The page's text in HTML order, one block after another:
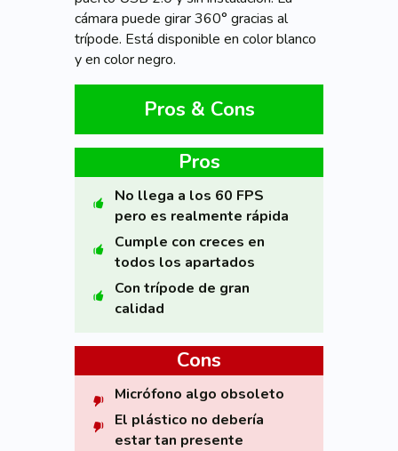
cámara puede girar 360° gracias al
trípode. Está disponible en color blanco
y en color negro.
Pros & Cons
Pros
No llega a los 60 FPS
pero es realmente rápida
Cumple con creces en
todos los apartados
Con trípode de gran
calidad
Cons
Micrófono algo obsoleto
El plástico no debería
estar tan presente